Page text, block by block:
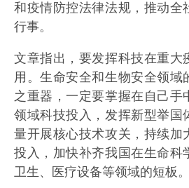
和疫情防控法律法规，推动全
行事。
文章指出，要发挥科技在重大
用。生命安全和生物安全领域
之重器，一定要掌握在自己手
领域科技投入，发挥新型举国
量开展核心技术攻关，持续加
投入，加快补齐我国在生命科
卫生、医疗设备等领域的短板。